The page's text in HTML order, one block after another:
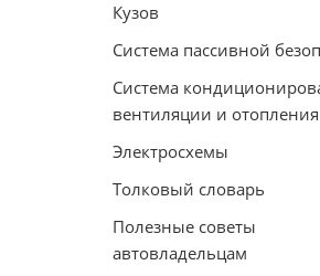
Кузов
Система пассивной
Система
вентиляции и отопления
Электросхемы
Толковый словарь
Полезные советы
автовладельцам